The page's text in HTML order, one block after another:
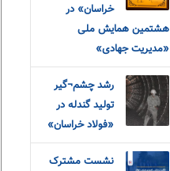
خراسان» در
هشتمین همایش ملی
«مدیریت جهادی»
رشد چشم¬گیر
تولید گندله در
«فولاد خراسان»
نشست مشترک